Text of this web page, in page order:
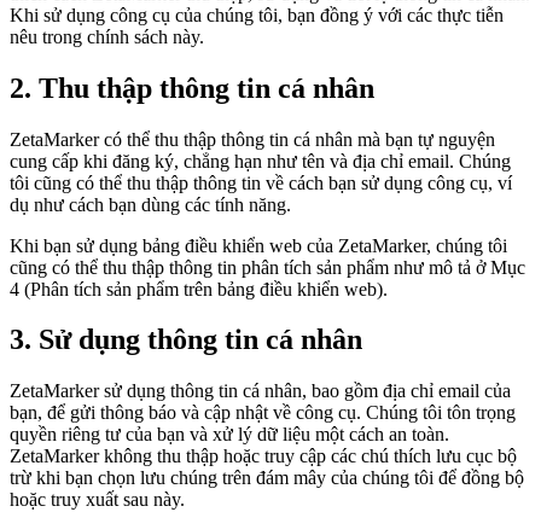
Khi sử dụng công cụ của chúng tôi, bạn đồng ý với các thực tiễn
nêu trong chính sách này.
2. Thu thập thông tin cá nhân
ZetaMarker có thể thu thập thông tin cá nhân mà bạn tự nguyện
cung cấp khi đăng ký, chẳng hạn như tên và địa chỉ email. Chúng
tôi cũng có thể thu thập thông tin về cách bạn sử dụng công cụ, ví
dụ như cách bạn dùng các tính năng.
Khi bạn sử dụng bảng điều khiển web của ZetaMarker, chúng tôi
cũng có thể thu thập thông tin phân tích sản phẩm như mô tả ở Mục
4 (Phân tích sản phẩm trên bảng điều khiển web).
3. Sử dụng thông tin cá nhân
ZetaMarker sử dụng thông tin cá nhân, bao gồm địa chỉ email của
bạn, để gửi thông báo và cập nhật về công cụ. Chúng tôi tôn trọng
quyền riêng tư của bạn và xử lý dữ liệu một cách an toàn.
ZetaMarker không thu thập hoặc truy cập các chú thích lưu cục bộ
trừ khi bạn chọn lưu chúng trên đám mây của chúng tôi để đồng bộ
hoặc truy xuất sau này.